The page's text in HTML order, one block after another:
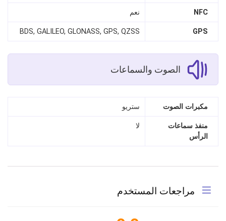
NFC نعم
GPS
BDS, GALILEO, GLONASS, GPS, QZSS
الصوت والسماعات
مكبرات الصوت ستريو
منفذ سماعات
الرأس
لا
مراجعات المستخدم